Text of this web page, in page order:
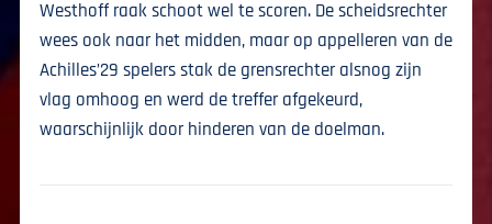
Westhoff raak schoot wel te scoren. De scheidsrechter
wees ook naar het midden, maar op appelleren van de
Achilles’29 spelers stak de grensrechter alsnog zijn
vlag omhoog en werd de treffer afgekeurd,
waarschijnlijk door hinderen van de doelman.